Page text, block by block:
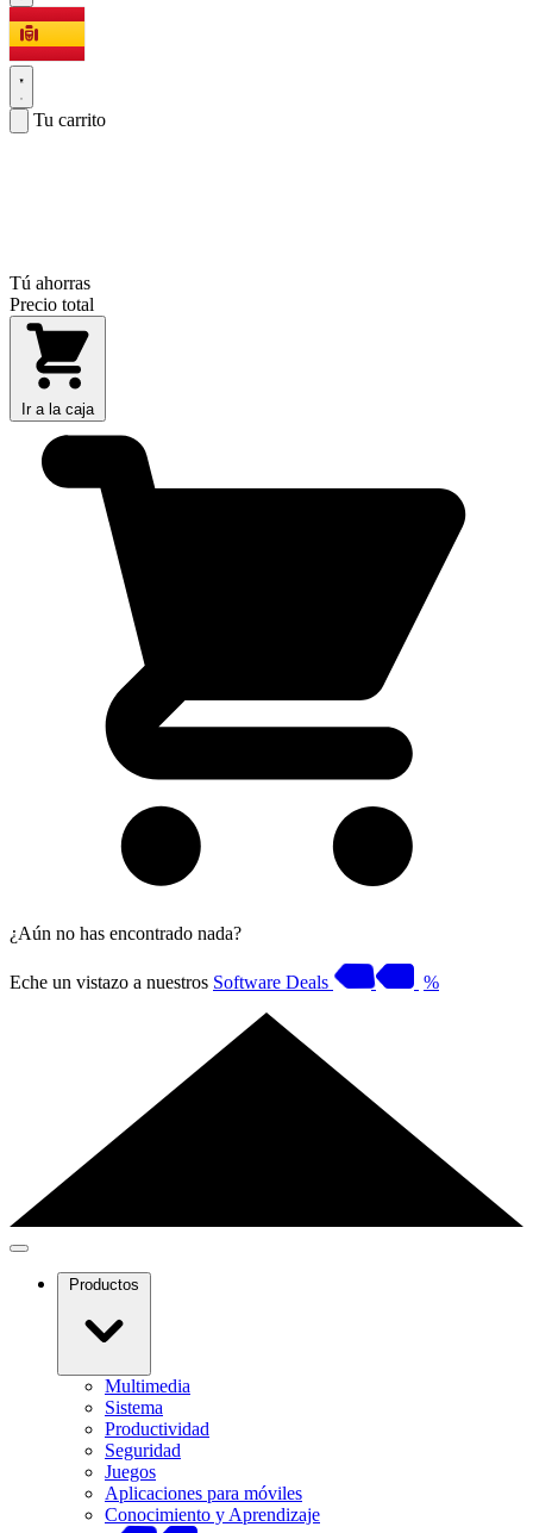
Tu carrito
Tú ahorras
Precio total
Ir a la caja
¿Aún no has encontrado nada?
Eche un vistazo a nuestros Software Deals %
Productos
Multimedia
Sistema
Productividad
Seguridad
Juegos
Aplicaciones para móviles
Conocimiento y Aprendizaje